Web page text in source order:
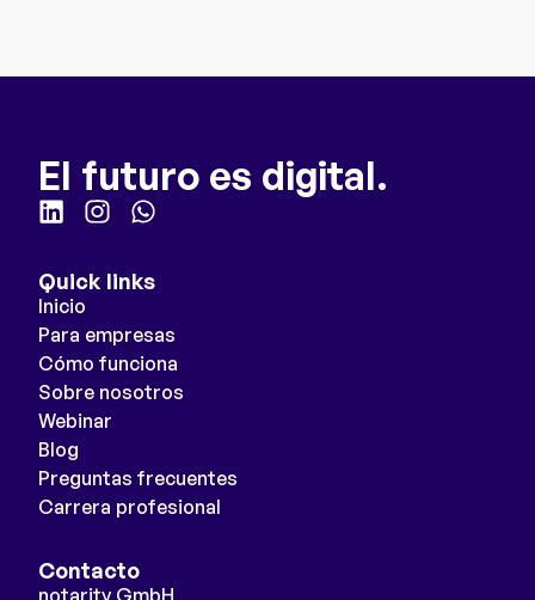
El futuro es digital.
Quick links
Inicio
Para empresas
Cómo funciona
Sobre nosotros
Webinar
Blog
Preguntas frecuentes
Carrera profesional
Contacto
notarity GmbH